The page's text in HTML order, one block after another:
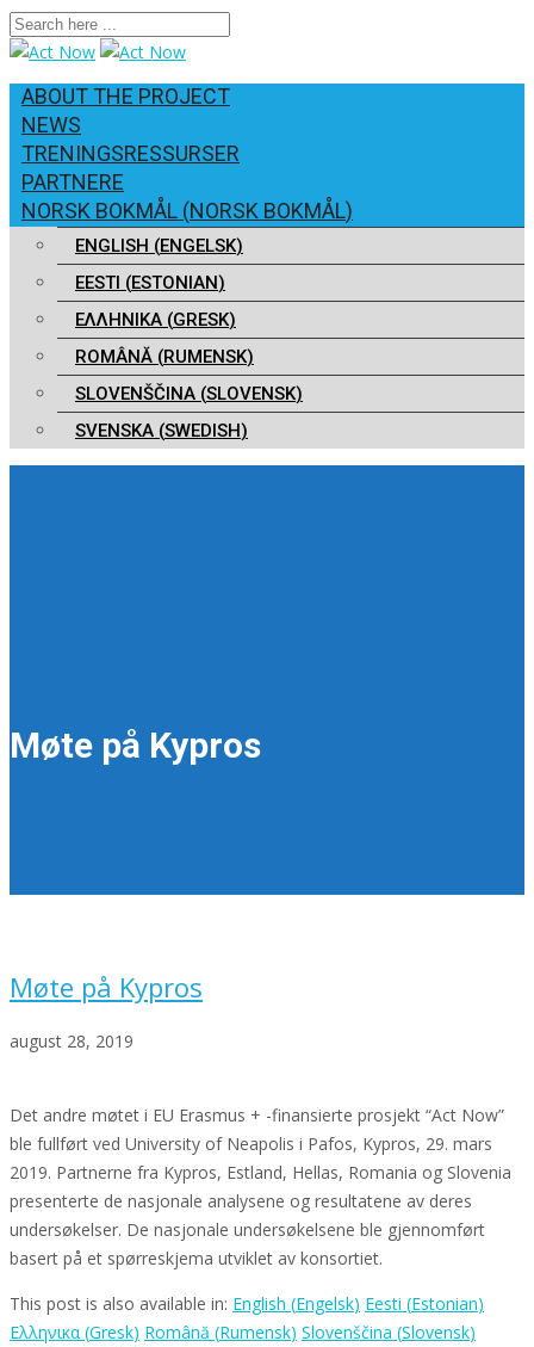
ABOUT THE PROJECT
NEWS
TRENINGSRESSURSER
PARTNERE
NORSK BOKMÅL (NORSK BOKMÅL)
ENGLISH (ENGELSK)
EESTI (ESTONIAN)
ΕΛΛΗΝΙΚΑ (GRESK)
ROMÂNĂ (RUMENSK)
SLOVENŠČINA (SLOVENSK)
SVENSKA (SWEDISH)
Møte på Kypros
Møte på Kypros
august 28, 2019
Det andre møtet i EU Erasmus + -finansierte prosjekt “Act Now”
ble fullført ved University of Neapolis i Pafos, Kypros, 29. mars
2019. Partnerne fra Kypros, Estland, Hellas, Romania og Slovenia
presenterte de nasjonale analysene og resultatene av deres
undersøkelser. De nasjonale undersøkelsene ble gjennomført
basert på et spørreskjema utviklet av konsortiet.
This post is also available in: English (Engelsk) Eesti (Estonian)
Ελληνικα (Gresk) Română (Rumensk) Slovenščina (Slovensk)